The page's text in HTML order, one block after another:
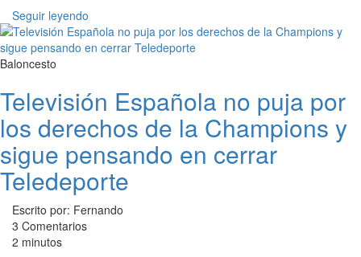
Seguir leyendo
Baloncesto
Televisión Española no puja por
los derechos de la Champions y
sigue pensando en cerrar
Teledeporte
Escrito por: Fernando
3 Comentarios
2 minutos